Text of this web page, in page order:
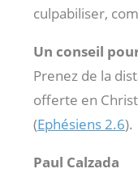
culpabiliser,
Un conseil
Prenez de la
offerte en
(Ephésiens 2.6).
Paul Calzada